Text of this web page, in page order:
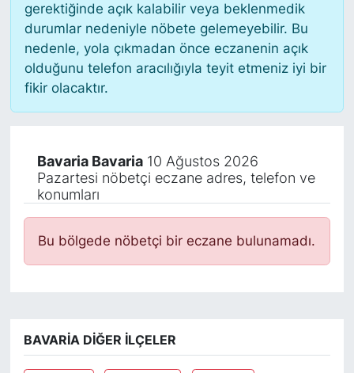
gerektiğinde açık kalabilir veya beklenmedik
durumlar nedeniyle nöbete gelemeyebilir. Bu
nedenle, yola çıkmadan önce eczanenin açık
olduğunu telefon aracılığıyla teyit etmeniz iyi bir
fikir olacaktır.
Bavaria Bavaria10 Ağustos 2026
Pazartesi nöbetçi eczane adres, telefon ve
konumları
Bu bölgede nöbetçi bir eczane bulunamadı.
BAVARIA DIĞER İLÇELER